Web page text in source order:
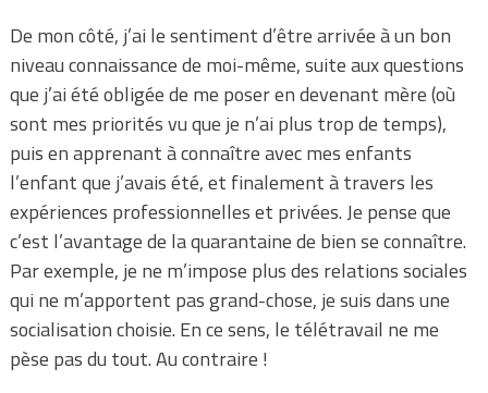
De mon côté, j’ai le sentiment d’être arrivée à un bon
niveau connaissance de moi-même, suite aux questions
que j’ai été obligée de me poser en devenant mère (où
sont mes priorités vu que je n’ai plus trop de temps),
puis en apprenant à connaître avec mes enfants
l’enfant que j’avais été, et finalement à travers les
expériences professionnelles et privées. Je pense que
c’est l’avantage de la quarantaine de bien se connaître.
Par exemple, je ne m’impose plus des relations sociales
qui ne m’apportent pas grand-chose, je suis dans une
socialisation choisie. En ce sens, le télétravail ne me
pèse pas du tout. Au contraire !